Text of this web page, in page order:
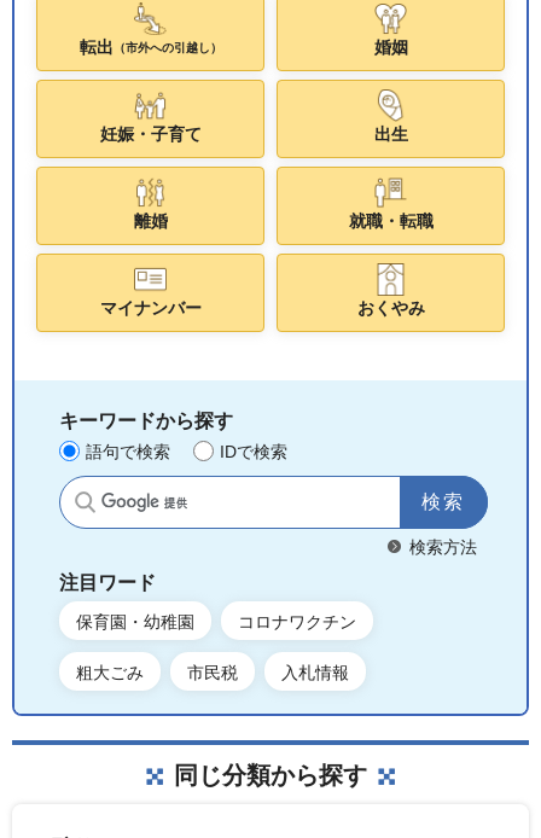
転出 （市外への引越し） 婚姻
妊娠・子育て 出生
離婚 就職・転職
マイナンバー おくやみ
キーワードから探す
語句で検索 IDで検索
サイト内検索
検索方法
注目ワード
保育園・幼稚園 コロナワクチン
粗大ごみ 市民税 入札情報
同じ分類から探す